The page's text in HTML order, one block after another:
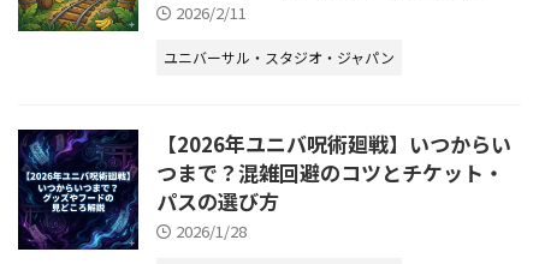
2026/2/11
ユニバーサル・スタジオ・ジャパン
【2026年ユニバ呪術廻戦】いつからい
つまで？混雑回避のコツとチケット・
パスの選び方
2026/1/28